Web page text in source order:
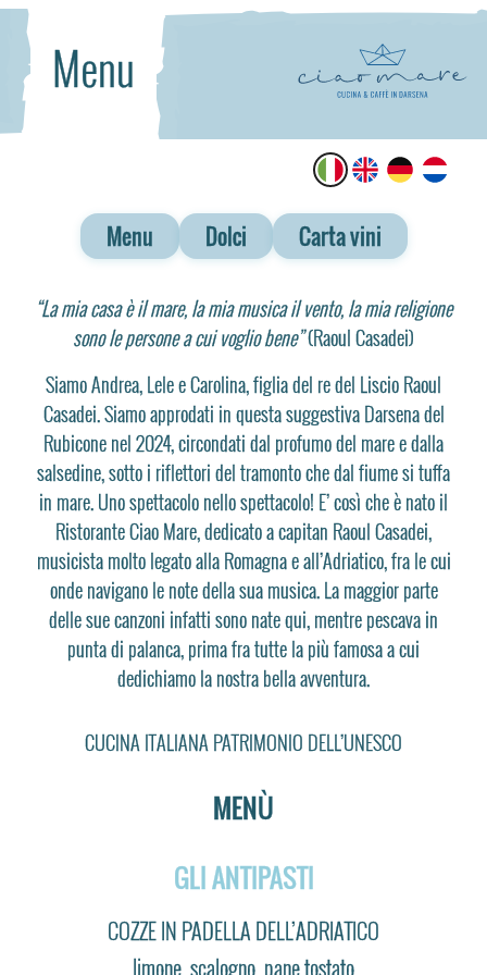
Menu
Menu Dolci Carta vini
“La mia casa è il mare, la mia musica il vento, la mia religione
sono le persone a cui voglio bene”(Raoul Casadei)
Siamo Andrea, Lele e Carolina, figlia del re del Liscio Raoul
Casadei. Siamo approdati in questa suggestiva Darsena del
Rubicone nel 2024, circondati dal profumo del mare e dalla
salsedine, sotto i riflettori del tramonto che dal fiume si tuffa
in mare. Uno spettacolo nello spettacolo! E’ così che è nato il
Ristorante Ciao Mare, dedicato a capitan Raoul Casadei,
musicista molto legato alla Romagna e all’Adriatico, fra le cui
onde navigano le note della sua musica. La maggior parte
delle sue canzoni infatti sono nate qui, mentre pescava in
punta di palanca, prima fra tutte la più famosa a cui
dedichiamo la nostra bella avventura.
CUCINA ITALIANA PATRIMONIO DELL’UNESCO
MENÙ
​​​​GLI ANTIPASTI
COZZE IN PADELLA DELL’ADRIATICO
limone, scalogno, pane tostato